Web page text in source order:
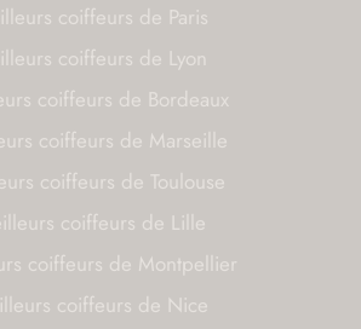
coiffeurs de Paris
coiffeurs de Lyon
coiffeurs de Bordeaux
coiffeurs de Marseille
coiffeurs de Toulouse
coiffeurs de Lille
coiffeurs de Montpellier
coiffeurs de Nice